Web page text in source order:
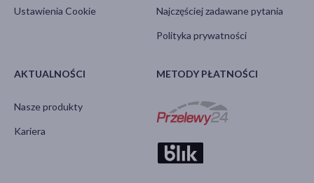
Ustawienia Cookie Najczęściej zadawane pytania
Polityka prywatności
AKTUALNOŚCI
Nasze produkty
Kariera
METODY PŁATNOŚCI